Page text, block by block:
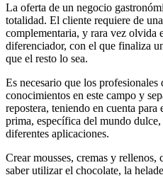
La oferta de un negocio
totalidad. El cliente requiere de
complementaria, y rara vez olvida
diferenciador, con el que finaliza
que el resto lo sea.
Es necesario que los
conocimientos en este campo y
repostera, teniendo en cuenta
prima, específica del mundo
diferentes aplicaciones.
Crear mousses, cremas y rellenos,
saber utilizar el chocolate, la